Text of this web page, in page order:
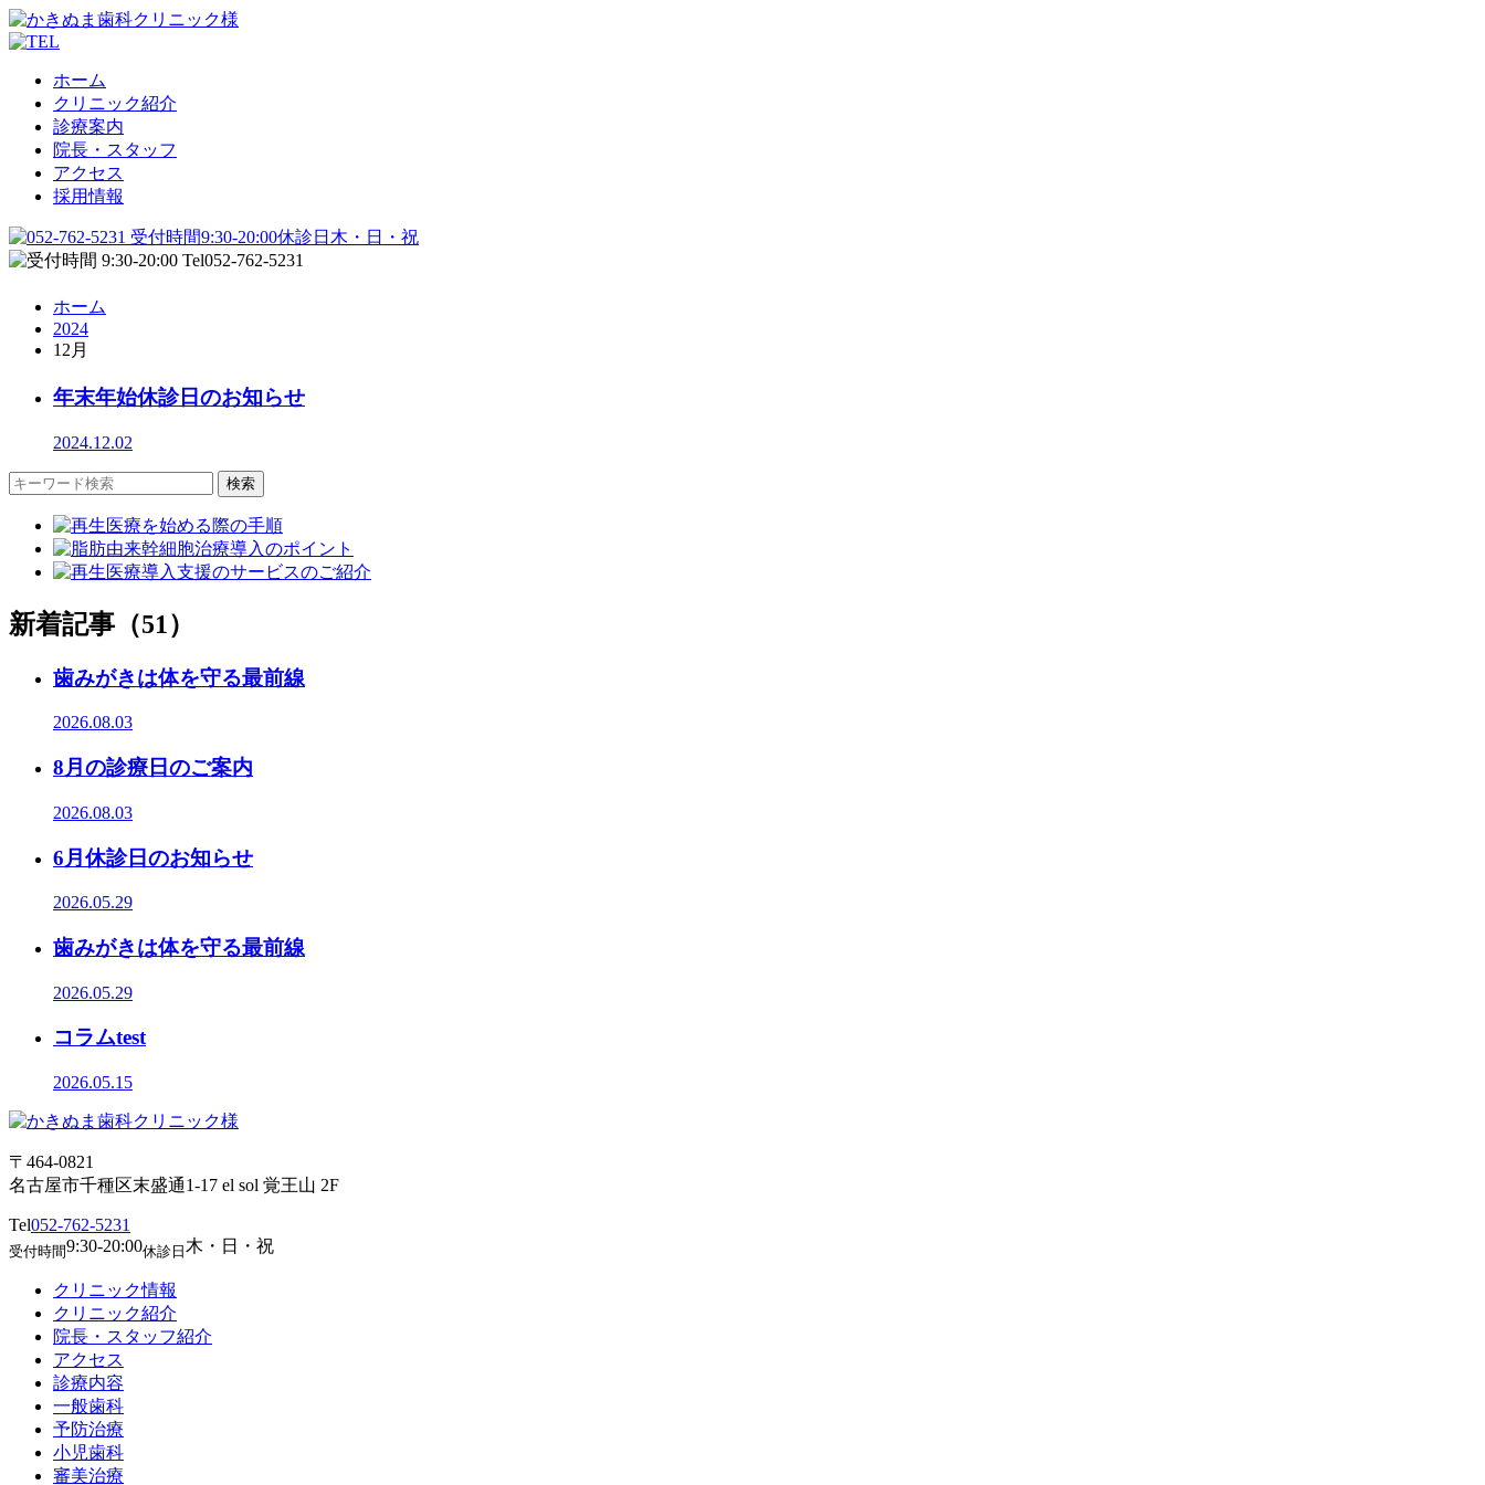
ホーム
クリニック紹介
診療案内
院長・スタッフ
アクセス
採用情報
ホーム
2024
12月
年末年始休診日のお知らせ
2024.12.02
新着記事（51）
歯みがきは体を守る最前線
2026.08.03
8月の診療日のご案内
2026.08.03
6月休診日のお知らせ
2026.05.29
歯みがきは体を守る最前線
2026.05.29
コラムtest
2026.05.15
〒464-0821
名古屋市千種区末盛通1-17 el sol 覚王山 2F
Tel052-762-5231
受付時間9:30-20:00休診日 木・日・祝
クリニック情報
クリニック紹介
院長・スタッフ紹介
アクセス
診療内容
一般歯科
予防治療
小児歯科
審美治療